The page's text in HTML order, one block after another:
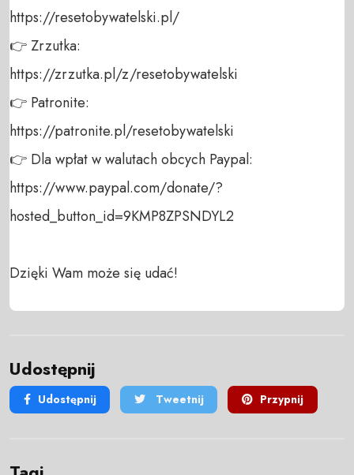
https://resetobywatelski.pl/
👉 Zrzutka:
https://zrzutka.pl/z/resetobywatelski
👉 Patronite:
https://patronite.pl/resetobywatelski
👉 Dla wpłat w walutach obcych Paypal:
https://www.paypal.com/donate/?
hosted_button_id=9KMP8ZPSNDYL2
Dzięki Wam może się udać!
Udostępnij
Udostępnij Tweetnij Przypnij